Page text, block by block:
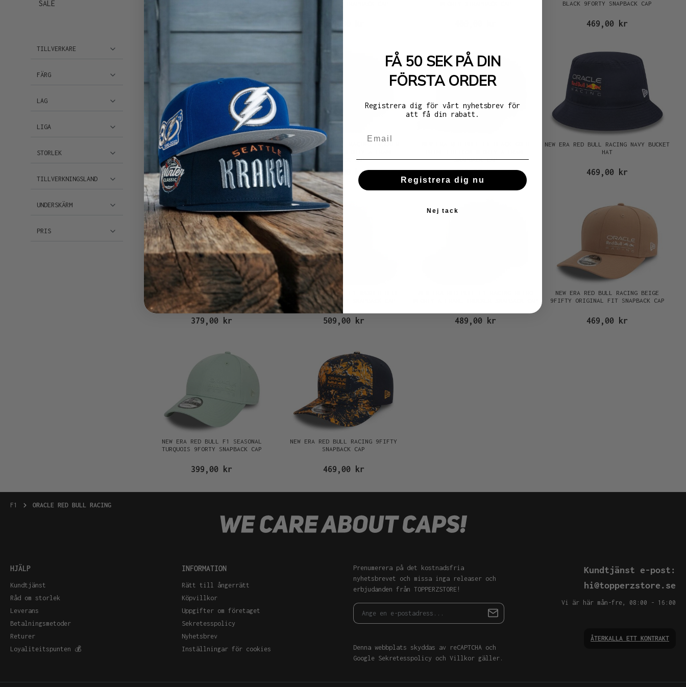
SALE
TILLVERKARE
FÄRG
LAG
LIGA
STORLEK
TILLVERKNINGSLAND
UNDERSKÄRM
PRIS
BLACK 9FORTY SNAPBACK CAP
469,00 kr
NEW ERA RED BULL RACING SEASONAL
9FORTY A FRAME TRUCKER SNAPBACK CAP
419,00 kr
NEW ERA RED BULL RACING TRUCKER
PRIME EDITION 9FORTY A FRAME
SNAPBACK CAP
469,00 kr
SNAPBACK CAP
469,00 kr
NEW ERA RED BULL RACING NAVY BUCKET
HAT
469,00 kr
NEW ERA RED BULL RACING ESSENTIAL
BLUE 9FORTY SNAPBACK CAP
379,00 kr
NEW ERA RED BULL F1 WASHED BLUE
EDITION 9SEVENTY SNAPBACK CAP
509,00 kr 489,00 kr
NEW ERA RED BULL RACING BEIGE
9FIFTY ORIGINAL FIT SNAPBACK CAP
469,00 kr
NEW ERA RED BULL F1 SEASONAL
TURQUOIS 9FORTY SNAPBACK CAP
399,00 kr
NEW ERA RED BULL RACING 9FIFTY
SNAPBACK CAP
469,00 kr
F1 ORACLE RED BULL RACING
HJÄLP
Kundtjänst
Råd om storlek
Leverans
Betalningsmetoder
Returer
Loyaliteitspunten 💰
INFORMATION
Rätt till ångerrätt
Köpvillkor
Uppgifter om företaget
Sekretesspolicy
Nyhetsbrev
Inställningar för cookies
Prenumerera på det kostnadsfria
nyhetsbrevet och missa inga releaser och
erbjudanden från TOPPERZSTORE!
Denna webbplats skyddas av reCAPTCHA och
Google Sekretesspolicy och Villkor gäller.
Kundtjänst e-post:
hi@topperzstore.se
Vi är här mån-fre, 08:00 - 16:00
ÅTERKALLA ETT KONTRAKT
FÅ 50 SEK PÅ DIN
FÖRSTA ORDER
Registrera dig för vårt nyhetsbrev för
att få din rabatt.
Registrera dig nu
Nej tack